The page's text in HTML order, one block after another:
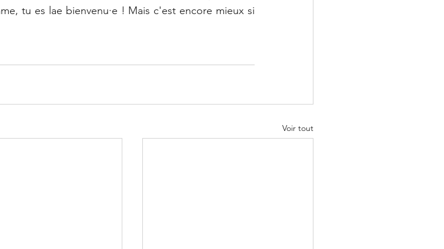
tu es lae bienvenu·e ! Mais c'est encore mieux si
Voir tout